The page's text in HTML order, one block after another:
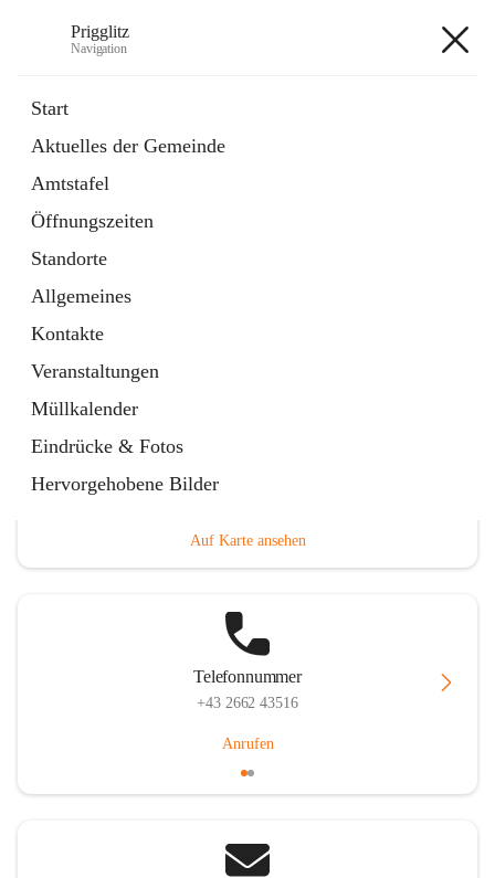
Prigglitz
Navigation
Start
Aktuelles der Gemeinde
Amtstafel
Öffnungszeiten
Standorte
Allgemeines
Kontakte
Veranstaltungen
Müllkalender
Eindrücke & Fotos
Hervorgehobene Bilder
Externe Webseite
in
Tab
Gemeindezeitung
Ordner
öffnet
in
neuem
Tab
Hauptadresse
Auf Karte ansehen
Telefonnummer
+43 2662 43516
Anrufen